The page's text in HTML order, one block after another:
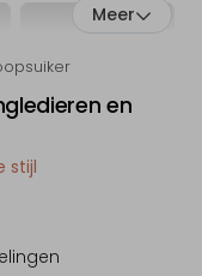
Meer
en
stijl